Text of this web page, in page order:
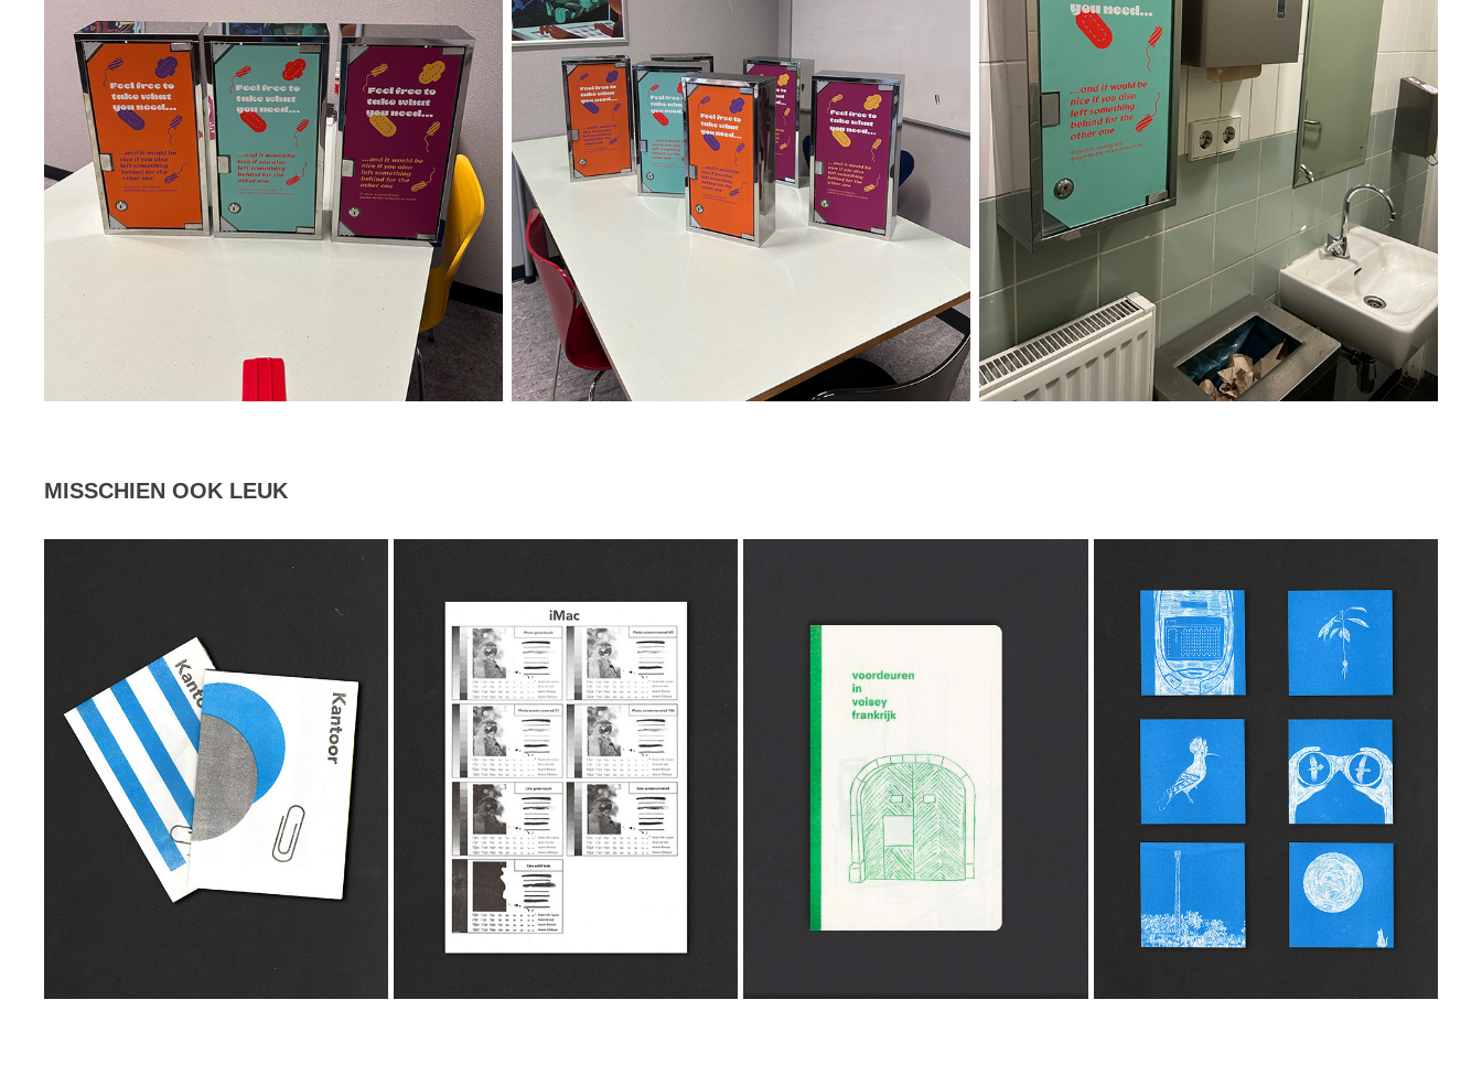
MISSCHIEN OOK LEUK
KANTOORBOEKJE
2020
RISO RASTERS
2022
BOEKJE VOISEY
2019
MINI RISOPRINTS